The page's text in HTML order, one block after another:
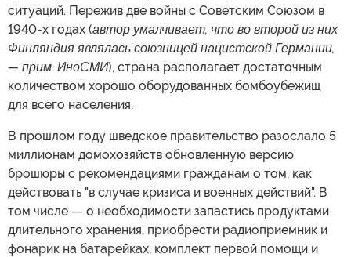
ситуаций. Пережив две войны с Советским Союзом в
1940-х годах (автор умалчивает, что во второй из них
Финляндия являлась союзницей нацистской Германии,
— прим. ИноСМИ), страна располагает достаточным
количеством хорошо оборудованных бомбоубежищ
для всего населения.
В прошлом году шведское правительство разослало 5
миллионам домохозяйств обновленную версию
брошюры с рекомендациями гражданам о том, как
действовать "в случае кризиса и военных действий". В
том числе — о необходимости запастись продуктами
длительного хранения, приобрести радиоприемник и
фонарик на батарейках, комплект первой помощи и